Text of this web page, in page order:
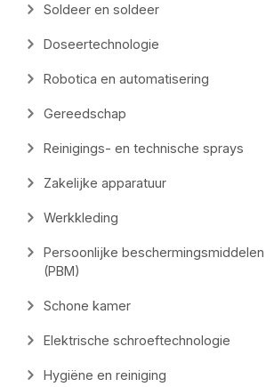
Soldeer en soldeer
Doseertechnologie
Robotica en automatisering
Gereedschap
Reinigings- en technische sprays
Zakelijke apparatuur
Werkkleding
Persoonlijke beschermingsmiddelen
(PBM)
Schone kamer
Elektrische schroeftechnologie
Hygiëne en reiniging